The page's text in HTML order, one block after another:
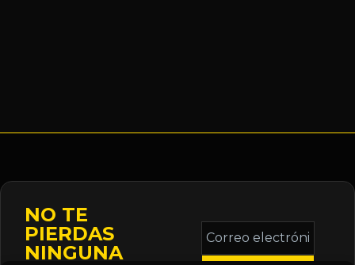
NO TE
PIERDAS
NINGUNA
Correo
electrónico
*